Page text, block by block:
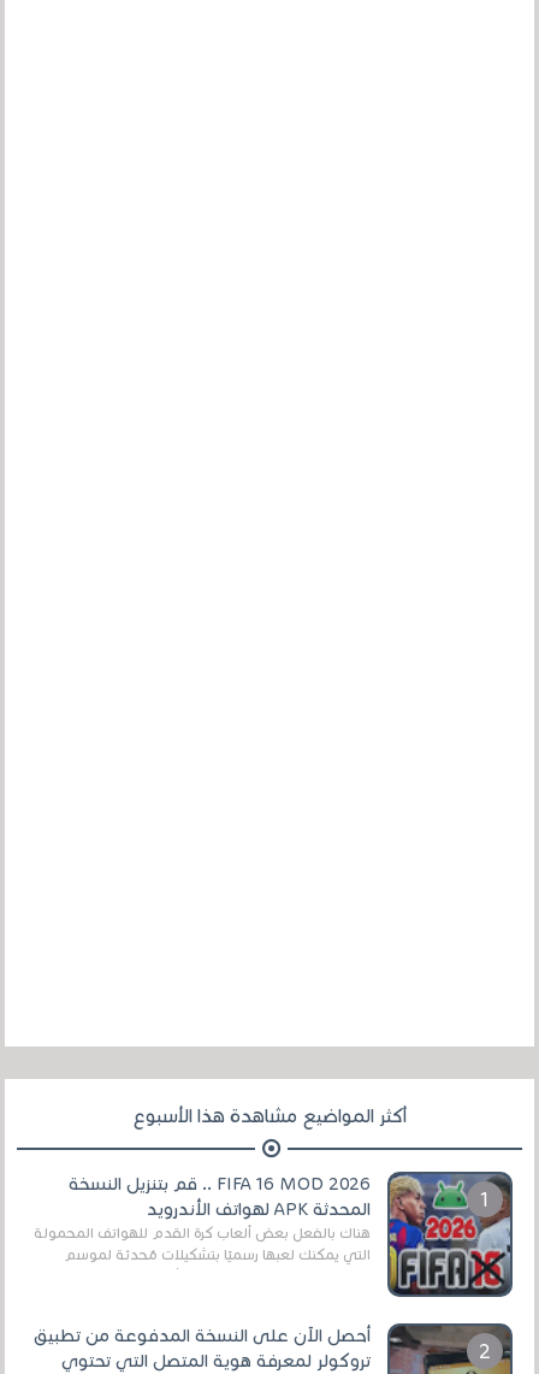
أكثر المواضيع مشاهدة هذا الأسبوع
FIFA 16 MOD 2026 .. قم بتنزيل النسخة
المحدثة APK لهواتف الأندرويد
هناك بالفعل بعض ألعاب كرة القدم للهواتف المحمولة
التي يمكنك لعبها رسميًا بتشكيلات مُحدثة لموسم
أحصل الآن على النسخة المدفوعة من تطبيق
تروكولر لمعرفة هوية المتصل التي تحتوي